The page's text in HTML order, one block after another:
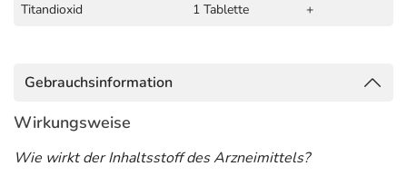
Titandioxid
1 Tablette +
Gebrauchsinformation
Wirkungsweise
Wie wirkt der Inhaltsstoff des Arzneimittels?